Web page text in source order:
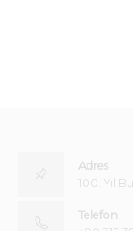
Adres
100. Yıl
Telefon